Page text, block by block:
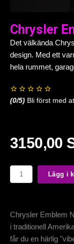
Chrysler
Det välkända
design. Med ett
hela rummet,
(0/5) Bli först med
3150,00
Lägg i
Chrysler Emblem
i traditionell
får du en härlig